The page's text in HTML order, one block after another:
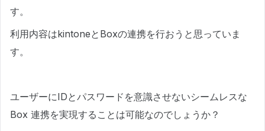
す。
利用内容はkintoneとBoxの連携を行おうと思っていま
す。
ユーザーにIDとパスワードを意識させないシームレスな
Box 連携を実現することは可能なのでしょうか？